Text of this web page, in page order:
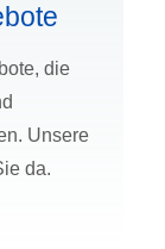
die
Unsere
da.